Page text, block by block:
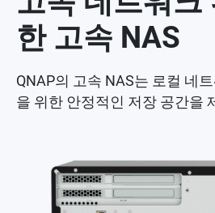
한 고속 NAS
QNAP의 고속 NAS는 로컬 네
을 위한 안정적인 저장 공간을